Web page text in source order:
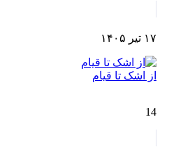
۱۷ تیر ۱۴۰۵
از اشک تا قیام
14